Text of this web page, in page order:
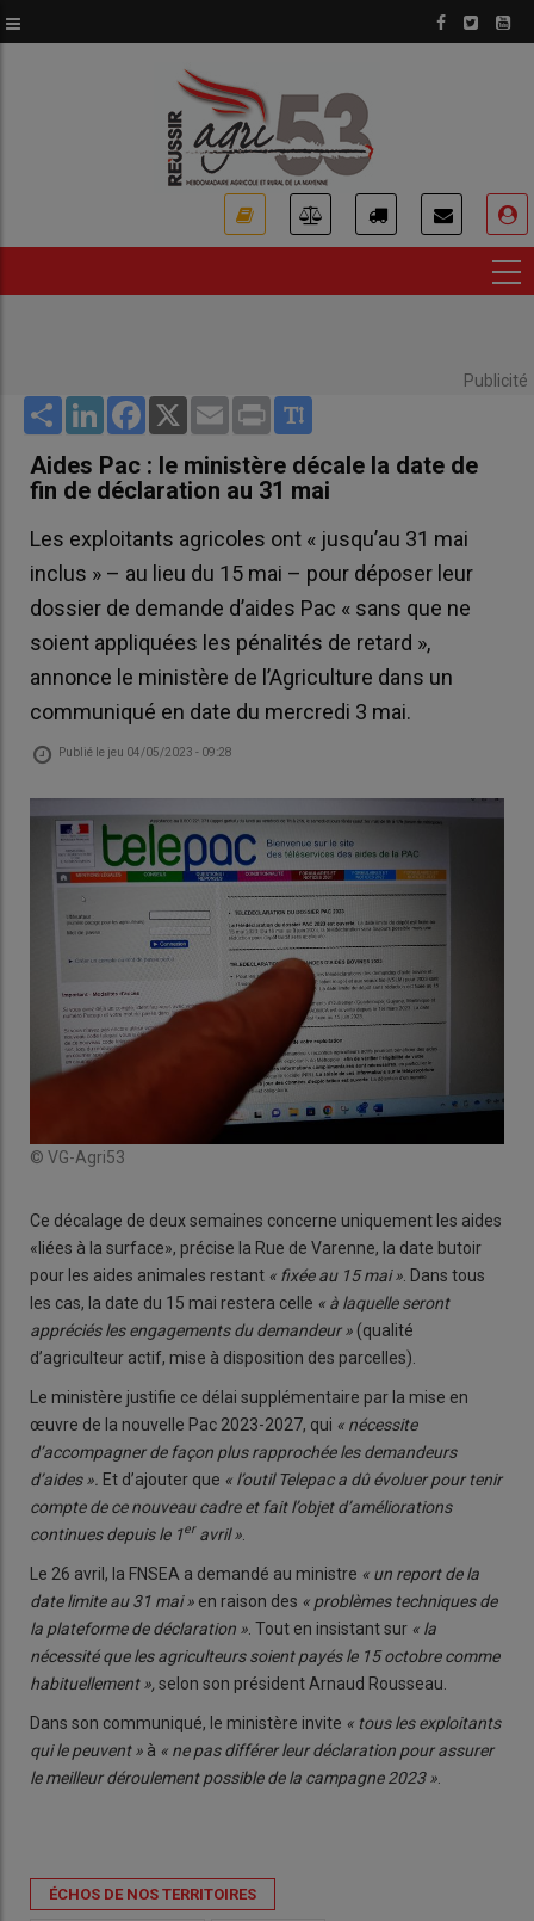
au
Publicité
Share LinkedInFacebook
X Email Print
Aides Pac : le ministère décale la date de
fin de déclaration au 31 mai
Les exploitants agricoles ont « jusqu’au 31 mai
inclus » – au lieu du 15 mai – pour déposer leur
dossier de demande d’aides Pac « sans que ne
soient appliquées les pénalités de retard »,
annonce le ministère de l’Agriculture dans un
communiqué en date du mercredi 3 mai.
Publié le jeu 04/05/2023 - 09:28
© VG-Agri53
Ce décalage de deux semaines concerne uniquement les aides
«liées à la surface», précise la Rue de Varenne, la date butoir
pour les aides animales restant « fixée au 15 mai » . Dans tous
les cas, la date du 15 mai restera celle « à laquelle seront
appréciés les engagements du demandeur » (qualité
d’agriculteur actif, mise à disposition des parcelles).
Le ministère justifie ce délai supplémentaire par la mise en
œuvre de la nouvelle Pac 2023-2027, qui « nécessite
d’accompagner de façon plus rapprochée les demandeurs
d’aides ». Et d’ajouter que « l’outil Telepac a dû évoluer pour tenir
compte de ce nouveau cadre et fait l’objet d’améliorations
continues depuis le 1er avril »
Le 26 avril, la FNSEA a demandé au ministre « un report de la
date limite au 31 mai » en raison des « problèmes techniques de
la plateforme de déclaration » . Tout en insistant sur « la
nécessité que les agriculteurs soient payés le 15 octobre comme
habituellement », selon son président Arnaud Rousseau.
Dans son communiqué, le ministère invite « tous les exploitants
qui le peuvent » à « ne pas différer leur déclaration pour assurer
le meilleur déroulement possible de la campagne 2023 »
ÉCHOS DE NOS TERRITOIRES